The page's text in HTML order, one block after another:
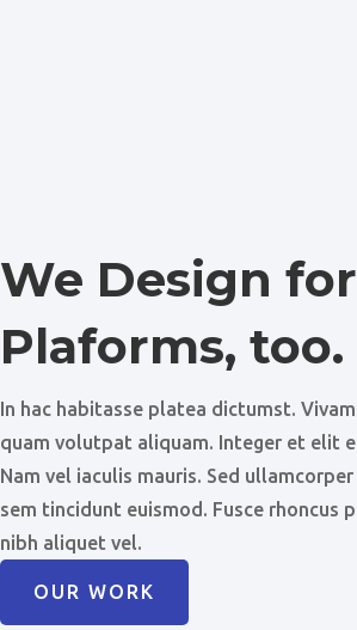
We Design
Plaforms, too.
In hac habitasse platea dictumst.
quam volutpat aliquam. Integer et elit
Nam vel iaculis mauris. Sed
sem tincidunt euismod. Fusce rhoncus
nibh aliquet vel.
OUR WORK